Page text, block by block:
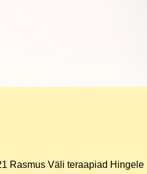
Rasmus Väli teraapiad Hingele |